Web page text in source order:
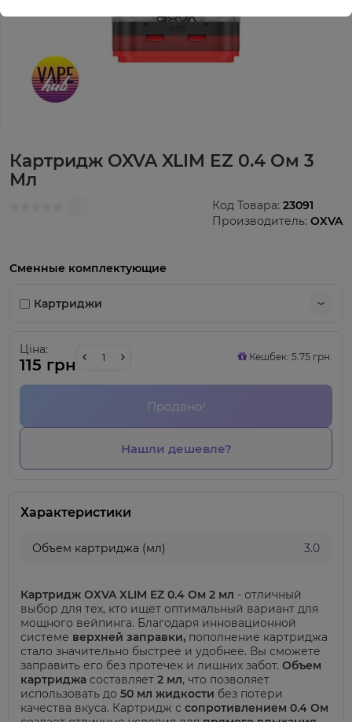
Картридж OXVA XLIM EZ 0.4 Ом 3
Мл
Производитель: OXVA
Код Товара: 23091
Сменные комплектующие
Картриджи
Ціна:
115 грн Кешбек: 5.75 грн.
Продано!
Нашли дешевле?
Характеристики
Объем картриджа (мл) 3.0
Картридж OXVA XLIM EZ 0.4 Ом 2 мл - отличный
выбор для тех, кто ищет оптимальный вариант для
мощного вейпинга. Благодаря инновационной
системе верхней заправки, пополнение картриджа
стало значительно быстрее и удобнее. Вы сможете
заправить его без протечек и лишних забот. Объем
картриджа составляет 2 мл, что позволяет
использовать до 50 мл жидкости без потери
качества вкуса. Картридж с сопротивлением 0.4 Ом